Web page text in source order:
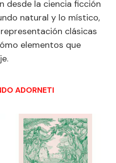
desde la ciencia ficción
natural y lo místico,
clásicas
elementos que
ADORNETI